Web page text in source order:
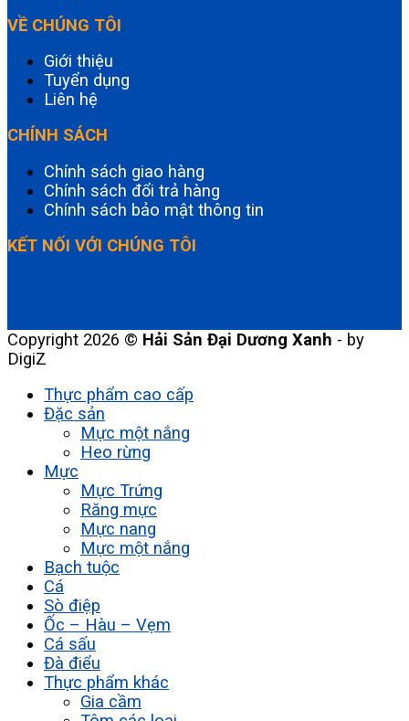
VỀ CHÚNG TÔI
Giới thiệu
Tuyển dụng
Liên hệ
CHÍNH SÁCH
Chính sách giao hàng
Chính sách đổi trả hàng
Chính sách bảo mật thông tin
KẾT NỐI VỚI CHÚNG TÔI
Copyright 2026 © Hải Sản Đại Dương Xanh - by
DigiZ
Thực phẩm cao cấp
Đặc sản
Mực một nắng
Heo rừng
Mực
Mực Trứng
Răng mực
Mực nang
Mực một nắng
Bạch tuộc
Cá
Sò điệp
Ốc – Hàu – Vẹm
Cá sấu
Đà điểu
Thực phẩm khác
Gia cầm